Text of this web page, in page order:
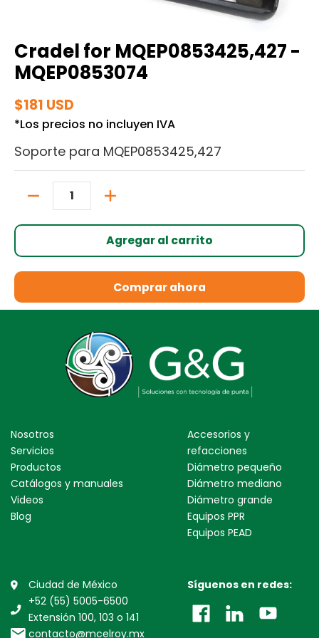
Cradel for MQEP0853425,427 -
MQEP0853074
$181 USD
*Los precios no incluyen IVA
Soporte para MQEP0853425,427
Agregar al carrito
Comprar ahora
Nosotros
Servicios
Productos
Catálogos y manuales
Videos
Blog
Accesorios y
refacciones
Diámetro pequeño
Diámetro mediano
Diámetro grande
Equipos PPR
Equipos PEAD
Ciudad de México
+52 (55) 5005-6500
Extensión 100, 103 o 141
contacto@mcelroy.mx
Síguenos en redes: